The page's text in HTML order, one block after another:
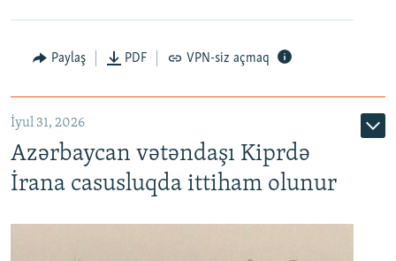
Paylaş PDF VPN-siz açmaq
İyul 31, 2026
Azərbaycan vətəndaşı Kiprdə
İrana casusluqda ittiham olunur